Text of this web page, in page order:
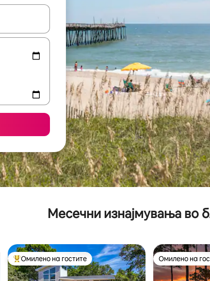
се со копчињата со стрелки нагоре и надолу или
Месечни изнајмувања во
Меѓу најуспешните „Омилени на гостите“
Омилено на гостите Омилено на
Омилено на